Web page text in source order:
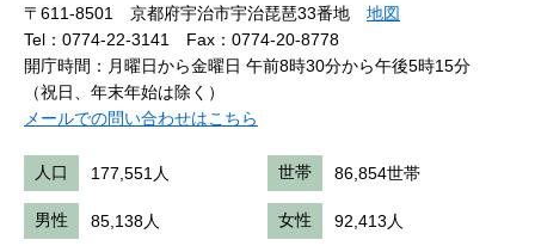
〒611-8501 京都府宇治市宇治琵琶33番地 地図
Tel：0774-22-3141
Fax：0774-20-8778
開庁時間：月曜日から金曜日 午前8時30分から午後5時15分
（祝日、年末年始は除く）
メールでの問い合わせはこちら
人口 177,551人 世帯 86,854世帯
男性 85,138人 女性 92,413人